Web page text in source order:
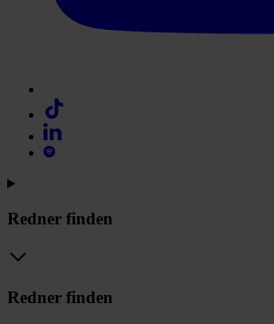
Redner finden
Redner finden